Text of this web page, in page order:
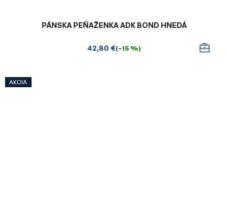
PÁNSKA PEŇAŽENKA ADK BOND HNEDÁ
42,80 €(–15 %)
AKCIA